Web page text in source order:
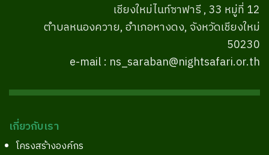
เชียงใหม่ไนท์ซาฟารี , 33 หมู่ที่ 12
ตำบลหนองควาย, อำเภอหางดง, จังหวัดเชียงใหม่
50230
e-mail : ns_saraban@nightsafari.or.th
เกี่ยวกับเรา
โครงสร้างองค์กร